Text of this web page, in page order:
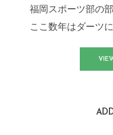
福岡スポーツ部の
ここ数年はダーツ